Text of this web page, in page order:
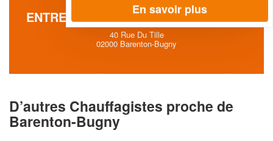
ENTREPRISE CARBONNEAUX LIONEL
40 Rue Du Tille
02000 Barenton-Bugny
D’autres Chauffagistes proche de
Barenton-Bugny
En savoir plus